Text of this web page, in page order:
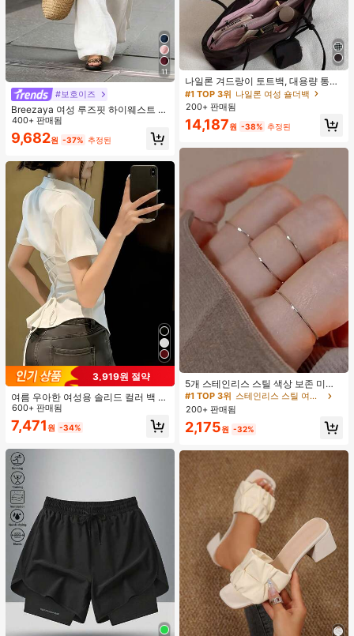
11
#보호이즈
Breezaya 여성 루즈핏 하이웨스트 와
이드 레그 팬츠, 우아한 화이트 시크
여름 휴가 홀리데이, 솔리드 컬러 다용
도 캐주얼 일상 착용 비치 바지
400+ 판매됨
9,682원 -37% 추정된
3,919원 절약
여름 우아한 여성용 솔리드 컬러 백 타
이 셔츠 (참고: 가볍고 통기성 있는 얇
은 스타일) 허리 드로스트링 디자인 화
이트, 조용한 럭셔리
600+ 판매됨
7,471 원 -34%
나일론 겨드랑이 토트백, 대용량 통근
숄더백, 작은 메이크업 백 포함, 펜던
트 미포함, 가벼운 일상 핸드백 (펜던
트 미포함)
#1 TOP 3위 나일론 여성 숄더백
200+ 판매됨
14,187원 -38% 추정된
5개 스테인리스 스틸 색상 보존 미니
멀리스트 폴리싱 반지 세트, 우아한 니
치 디자인 스택형 반지 여성용
#1 TOP 3위
스테인리스 스틸 여성 반지
거의 매진!
#1 TOP 3위
스테인리스 스틸 여성 반지
거의 매진!
#1 TOP 3위
스테인리스 스틸 여성 반지
거의 매진!
#1 TOP 3위
200+ 판매됨
2,175원 -32%